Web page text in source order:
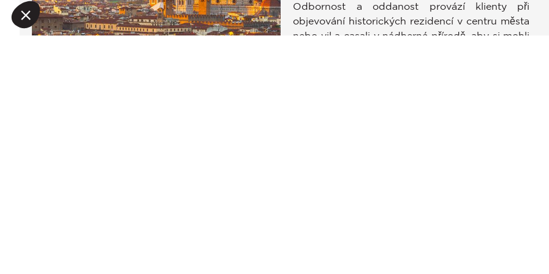
Odbornost a oddanost provází klienty při
objevování historických rezidencí v centru města
nebo vil a casali v nádherné přírodě, aby si mohli
Naše platforma vám umožňuje přizpůsobit a spravovat vaše nastavení soukromí, čímž zajišťuje dodržování předpisů.